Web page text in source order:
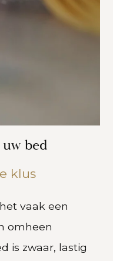
bed
klus
vaak een
omheen
is zwaar, lastig